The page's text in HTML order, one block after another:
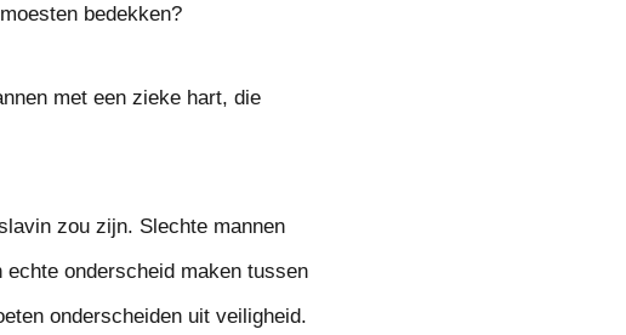
bedekken?
met een zieke hart, die
zou zijn. Slechte mannen
onderscheid maken tussen
onderscheiden uit veiligheid.